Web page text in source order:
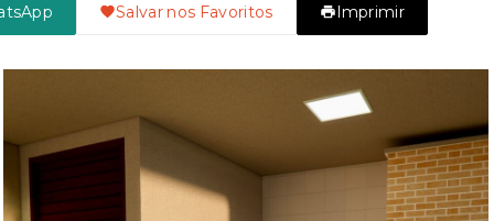
Salvar nos Favoritos Imprimir